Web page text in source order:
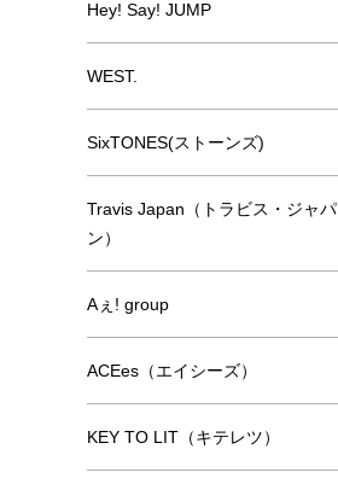
Hey! Say! JUMP
WEST.
SixTONES(ストーンズ)
Travis Japan（トラビス・ジャパ
ン）
Aぇ! group
ACEes（エイシーズ）
KEY TO LIT（キテレツ）